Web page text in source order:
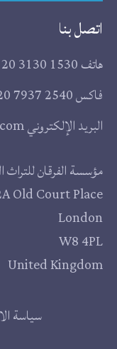
اتصل بنا
هاتف3130 1530
فاكس7937 2540
البريد الإلكتروني
مقر
المؤسسة
مؤسسة الفرقان
Old Court Place
London
W8 4PL
United Kingdom
سياسة